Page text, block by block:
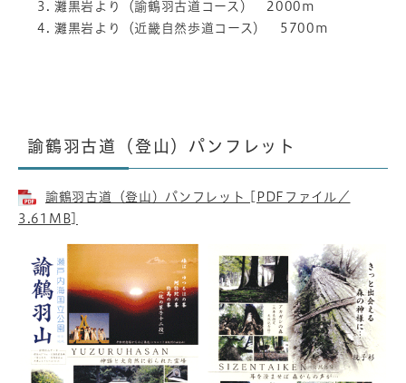
灘黒岩より（諭鶴羽古道コース） 2000m
灘黒岩より（近畿自然歩道コース） 5700m
諭鶴羽古道（登山）パンフレット
諭鶴羽古道（登山）パンフレット [PDFファイル／
3.61MB]